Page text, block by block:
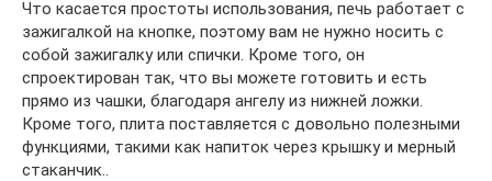
Что касается простоты использования, печь работает с
зажигалкой на кнопке, поэтому вам не нужно носить с
собой зажигалку или спички. Кроме того, он
спроектирован так, что вы можете готовить и есть
прямо из чашки, благодаря ангелу из нижней ложки.
Кроме того, плита поставляется с довольно полезными
функциями, такими как напиток через крышку и мерный
стаканчик..